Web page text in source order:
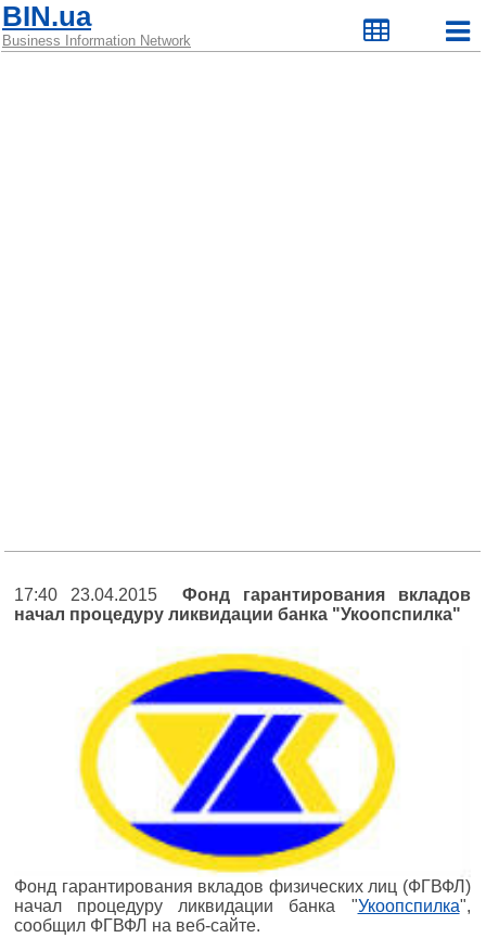
BIN.ua
Business Information Network
17:40 23.04.2015Фонд гарантирования вкладов
начал процедуру ликвидации банка "Укоопспилка"
Фонд гарантирования вкладов физических лиц (ФГВФЛ)
начал процедуру ликвидации банка "Укоопспилка",
сообщил ФГВФЛ на веб-сайте.